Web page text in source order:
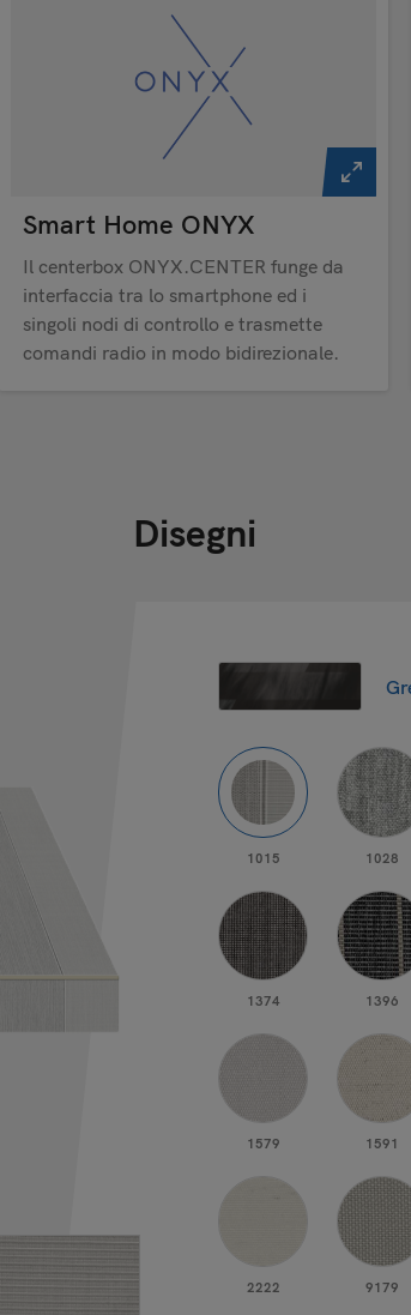
Smart Home ONYX
Il centerbox ONYX.CENTER funge da
interfaccia tra lo smartphone ed i
singoli nodi di controllo e trasmette
comandi radio in modo bidirezionale.
Disegni
1015 1028
1374 1396
1579 1591
2222 9179